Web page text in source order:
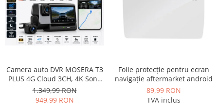
Camera auto DVR MOSERA T3
PLUS 4G Cloud 3CH, 4K Sony
IMX415 + interior 1080P +
camera spate 1080P, GPS,
1.349,99 RON
949,99 RON
Folie protecție pentru ecran
navigație aftermarket android
89,99 RON
TVA inclus